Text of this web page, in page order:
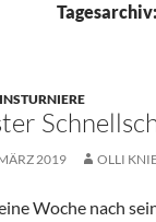
2019 OLLI
Woche nach